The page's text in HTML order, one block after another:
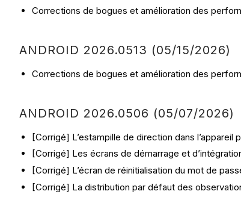
Corrections de bogues et amélioration des
ANDROID 2026.0513 (05/15/2026)
Corrections de bogues et amélioration des
ANDROID 2026.0506 (05/07/2026)
[Corrigé] L’estampille de direction dans
[Corrigé] Les écrans de démarrage et
[Corrigé] L’écran de réinitialisation du mot de
[Corrigé] La distribution par défaut des